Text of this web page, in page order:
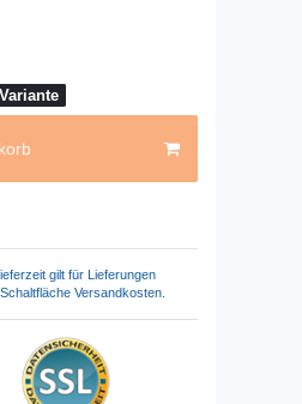
gilt für Lieferungen
Versandkosten.